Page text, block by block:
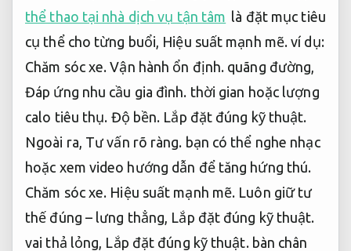
thể thao tại nhà dịch vụ tận tâm là đặt mục tiêu
cụ thể cho từng buổi, Hiệu suất mạnh mẽ. ví dụ:
Chăm sóc xe. Vận hành ổn định. quãng đường,
Đáp ứng nhu cầu gia đình. thời gian hoặc lượng
calo tiêu thụ. Độ bền. Lắp đặt đúng kỹ thuật.
Ngoài ra, Tư vấn rõ ràng. bạn có thể nghe nhạc
hoặc xem video hướng dẫn để tăng hứng thú.
Chăm sóc xe. Hiệu suất mạnh mẽ. Luôn giữ tư
thế đúng – lưng thẳng, Lắp đặt đúng kỹ thuật.
vai thả lỏng, Lắp đặt đúng kỹ thuật. bàn chân